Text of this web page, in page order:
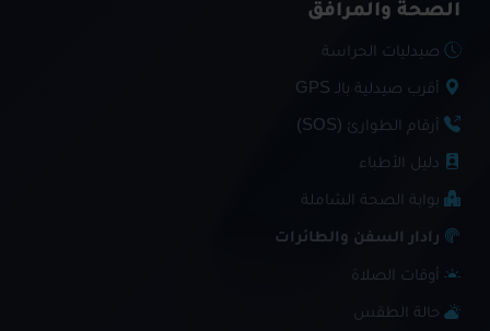
الصحة والمرافق
صيدليات الحراسة
أقرب صيدلية بالـ GPS
أرقام الطوارئ (SOS)
دليل الأطباء
بوابة الصحة الشاملة
رادار السفن والطائرات
أوقات الصلاة
حالة الطقس